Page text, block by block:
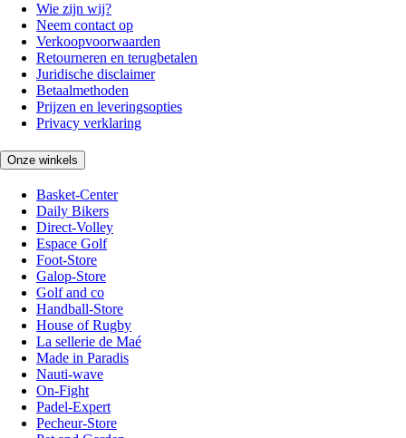
Wie zijn wij?
Neem contact op
Verkoopvoorwaarden
Retourneren en terugbetalen
Juridische disclaimer
Betaalmethoden
Prijzen en leveringsopties
Privacy verklaring
Onze winkels
Basket-Center
Daily Bikers
Direct-Volley
Espace Golf
Foot-Store
Galop-Store
Golf and co
Handball-Store
House of Rugby
La sellerie de Maé
Made in Paradis
Nauti-wave
On-Fight
Padel-Expert
Pecheur-Store